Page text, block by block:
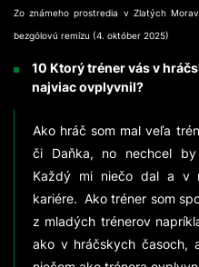
Zo známeho prostredia v Zlatých
bezgólovú remízu (4. október 2025)
10 Ktorý tréner vás v
najviac ovplyvnil?
Ako hráč som mal veľa
či Daňka, no nechcel
Každý mi niečo dal a v
kariére. Ako tréner som
z mladých trénerov
ako v hráčskych časoch,